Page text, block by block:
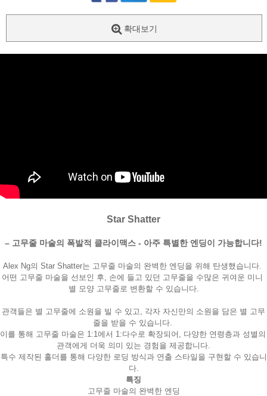
확대보기
Star Shatter
– 고무줄 마술의 폭발적 클라이맥스 - 아주 특별한 엔딩이 가능합니다!
Alex Ng의 Star Shatter는 고무줄 마술의 완벽한 엔딩을 위해 탄생했습니다.
어떤 고무줄 마술을 선보인 후, 손에 들고 있던 고무줄을 수많은 귀여운 미니
별 모양 고무줄로 변환할 수 있습니다.
관객들은 별 고무줄에 소원을 빌 수 있고, 각자 자신만의 소원을 담은 별 고무
줄을 받을 수 있습니다.
이를 통해 고무줄 마술은 1:1에서 1:다수로 확장되어, 다양한 연령층과 성별의
관객에게 더욱 의미 있는 경험을 제공합니다.
특수 제작된 홀더를 통해 다양한 로딩 방식과 연출 스타일을 구현할 수 있습니
다.
특징
고무줄 마술의 완벽한 엔딩